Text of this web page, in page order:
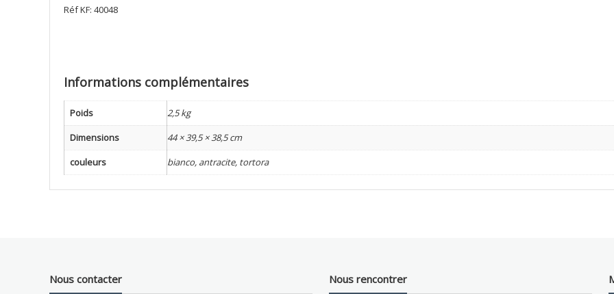
Réf KF: 40048
Informations complémentaires
Poids
2,5 kg
Dimensions
44 × 39,5 × 38,5 cm
couleurs
bianco, antracite, tortora
Nous contacter Nous rencontrer